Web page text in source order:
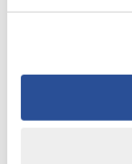
AUF DER ALLGÄU